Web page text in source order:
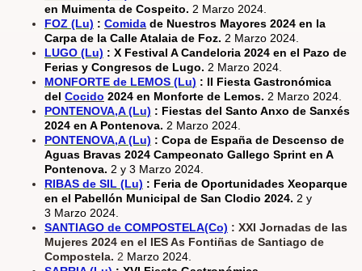
en Muimenta de Cospeito. 2 Marzo 2024.
FOZ (Lu) : Comida de Nuestros Mayores 2024 en la
Carpa de la Calle Atalaia de Foz. 2 Marzo 2024.
LUGO (Lu) : X Festival A Candeloria 2024 en el Pazo de
Ferias y Congresos de Lugo. 2 Marzo 2024.
MONFORTE de LEMOS (Lu) : II Fiesta Gastronómica
del Cocido 2024 en Monforte de Lemos. 2 Marzo 2024.
PONTENOVA,A (Lu) : Fiestas del Santo Anxo de Sanxés
2024 en A Pontenova. 2 Marzo 2024.
PONTENOVA,A (Lu) : Copa de España de Descenso de
Aguas Bravas 2024 Campeonato Gallego Sprint en A
Pontenova. 2 y 3 Marzo 2024.
RIBAS de SIL (Lu) : Feria de Oportunidades Xeoparque
en el Pabellón Municipal de San Clodio 2024. 2 y
3 Marzo 2024.
SANTIAGO de COMPOSTELA(Co) : XXI Jornadas de las
Mujeres 2024 en el IES As Fontiñas de Santiago de
Compostela. 2 Marzo 2024.